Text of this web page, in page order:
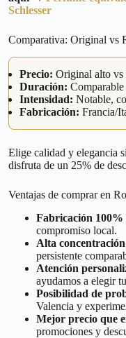
Schlesser
Comparativa: Original vs
Precio: Original alto vs
Duración: Comparable
Intensidad: Notable,
Fabricación: Francia/
Elige calidad y elegancia
disfruta de un 25% de
Ventajas de comprar en
Fabricación 100%
compromiso local.
Alta
persistente
Atención
ayudamos a elegir
Posibilidad de
Valencia y
Mejor precio que
promociones y